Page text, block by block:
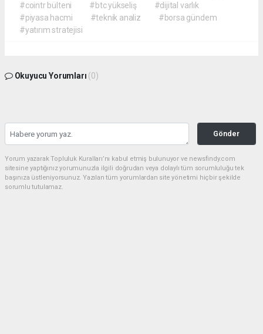
#cointr bülteni
#btc yükseliş
#dijital varlık
#piyasa hacmi
#teknik analiz
#borsa gündem
#yatırım stratejisi
Okuyucu Yorumları (0)
Gönder
Yorum yazarak Topluluk Kuralları’nı kabul etmiş bulunuyor ve newsfindy.com
sitesine yaptığınız yorumunuzla ilgili doğrudan veya dolaylı tüm sorumluluğu tek
başınıza üstleniyorsunuz. Yazılan tüm yorumlardan site yönetimi hiçbir şekilde
sorumlu tutulamaz.